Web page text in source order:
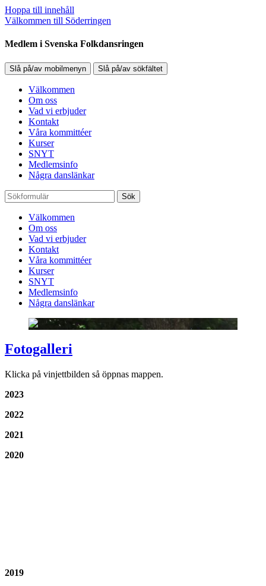
Hoppa till innehåll
Välkommen till Söderringen
Medlem i Svenska Folkdansringen
Slå på/av mobilmenyn Slå på/av sökfältet
Välkommen
Om oss
Vad vi erbjuder
Kontakt
Våra kommittéer
Kurser
SNYT
Medlemsinfo
Några danslänkar
Sök
Välkommen
Om oss
Vad vi erbjuder
Kontakt
Våra kommittéer
Kurser
SNYT
Medlemsinfo
Några danslänkar
Fotogalleri
Klicka på vinjettbilden så öppnas mappen.
2023
2022
2021
2020
2019